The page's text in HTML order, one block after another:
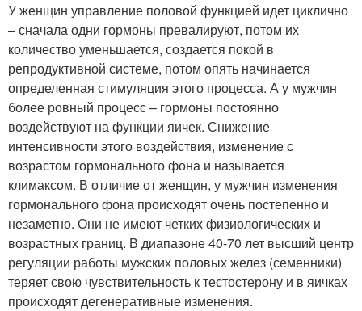
У женщин управление половой функцией идет циклично
– сначала одни гормоны превалируют, потом их
количество уменьшается, создается покой в
репродуктивной системе, потом опять начинается
определенная стимуляция этого процесса. А у мужчин
более ровный процесс – гормоны постоянно
воздействуют на функции яичек. Снижение
интенсивности этого воздействия, изменение с
возрастом гормонального фона и называется
климаксом. В отличие от женщин, у мужчин изменения
гормонального фона происходят очень постепенно и
незаметно. Они не имеют четких физиологических и
возрастных границ. В диапазоне 40-70 лет высший центр
регуляции работы мужских половых желез (семенники)
теряет свою чувствительность к тестостерону и в яичках
происходят дегенеративные изменения.